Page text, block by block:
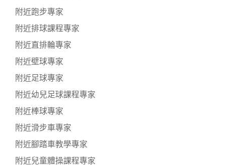
附近跑步專家
附近排球課程專家
附近直排輪專家
附近壁球專家
附近足球專家
附近幼兒足球課程專家
附近棒球專家
附近滑步車專家
附近腳踏車教學專家
附近兒童體操課程專家